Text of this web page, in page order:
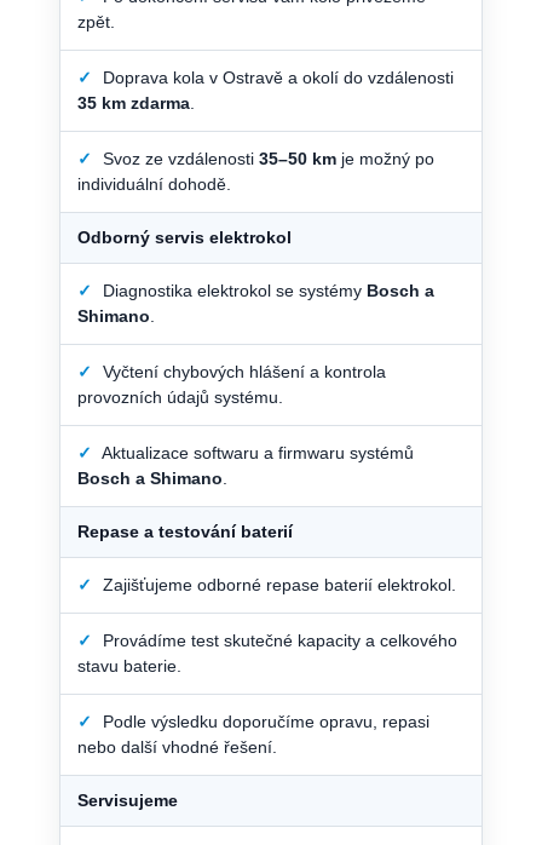
zpět.
✓
Doprava kola v Ostravě a okolí do vzdálenosti
35 km zdarma
✓ Svoz ze vzdálenosti 35–50 km je možný po
individuální dohodě.
Odborný servis elektrokol
✓ Diagnostika elektrokol se systémy Bosch a
Shimano
✓
Vyčtení chybových hlášení a kontrola
provozních údajů systému.
✓
Aktualizace softwaru a firmwaru systémů
Bosch a Shimano
Repase a testování baterií
✓ Zajišťujeme odborné repase baterií elektrokol.
✓
Provádíme test skutečné kapacity a celkového
stavu baterie.
✓
Podle výsledku doporučíme opravu, repasi
nebo další vhodné řešení.
Servisujeme